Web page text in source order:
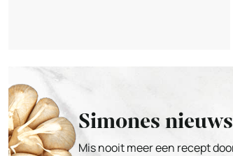
Simones
Mis nooit meer een recept